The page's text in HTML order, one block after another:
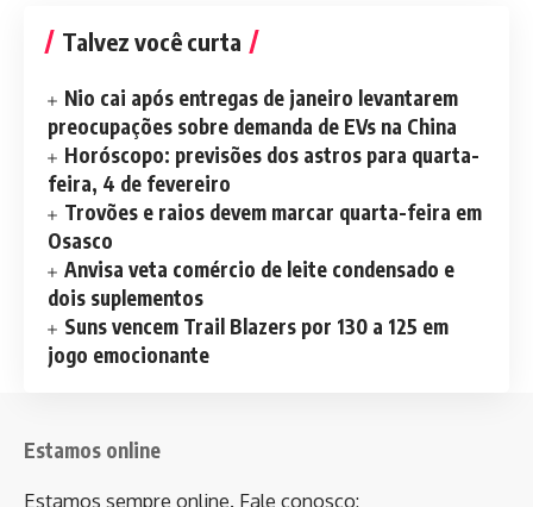
Talvez você curta
Nio cai após entregas de janeiro levantarem
preocupações sobre demanda de EVs na China
Horóscopo: previsões dos astros para quarta-
feira, 4 de fevereiro
Trovões e raios devem marcar quarta-feira em
Osasco
Anvisa veta comércio de leite condensado e
dois suplementos
Suns vencem Trail Blazers por 130 a 125 em
jogo emocionante
Estamos online
Estamos sempre online. Fale conosco: